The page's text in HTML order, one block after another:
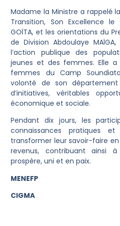
Madame la Ministre a rappelé
Transition, Son Excellence le
GOÏTA, et les orientations du
de Division Abdoulaye
l’action publique des
jeunes et des femmes. Elle a
femmes du Camp
volonté de son
d’initiatives, véritables
économique et sociale.
Pendant dix jours, les
connaissances pratiques
transformer leur savoir-faire
revenus, contribuant ainsi à
prospère, uni et en paix.
MENEFP
CIGMA